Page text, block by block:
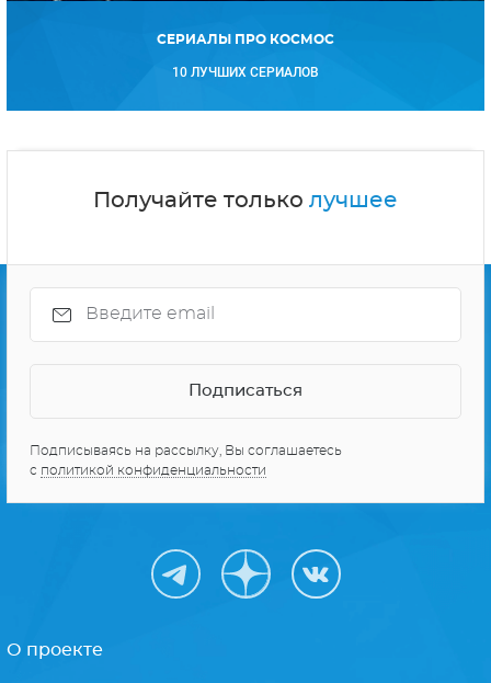
СЕРИАЛЫ ПРО КОСМОС
10 ЛУЧШИХ СЕРИАЛОВ
Получайте только лучшее
Подписываясь на рассылку, Вы соглашаетесь
с политикой конфиденциальности
О проекте